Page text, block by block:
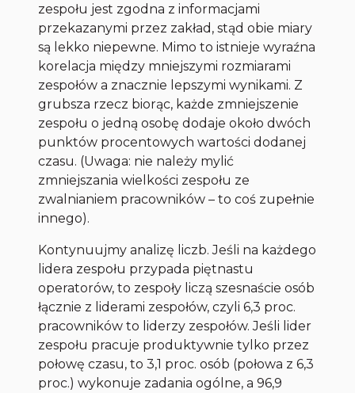
zespołu jest zgodna z informacjami
przekazanymi przez zakład, stąd obie miary
są lekko niepewne. Mimo to istnieje wyraźna
korelacja między mniejszymi rozmiarami
zespołów a znacznie lepszymi wynikami. Z
grubsza rzecz biorąc, każde zmniejszenie
zespołu o jedną osobę dodaje około dwóch
punktów procentowych wartości dodanej
czasu. (Uwaga: nie należy mylić
zmniejszania wielkości zespołu ze
zwalnianiem pracowników – to coś zupełnie
innego).
Kontynuujmy analizę liczb. Jeśli na każdego
lidera zespołu przypada piętnastu
operatorów, to zespoły liczą szesnaście osób
łącznie z liderami zespołów, czyli 6,3 proc.
pracowników to liderzy zespołów. Jeśli lider
zespołu pracuje produktywnie tylko przez
połowę czasu, to 3,1 proc. osób (połowa z 6,3
proc.) wykonuje zadania ogólne, a 96,9